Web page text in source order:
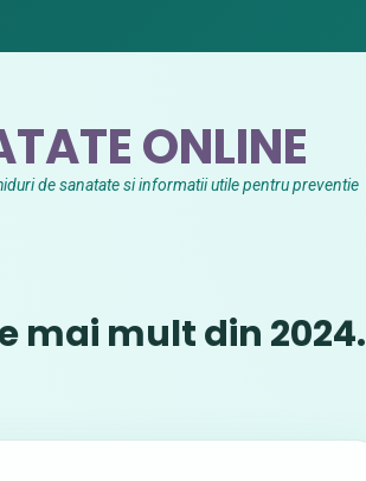
ONLINE
de sanatate si informatii utile pentru preventie
mai mult din 2024.